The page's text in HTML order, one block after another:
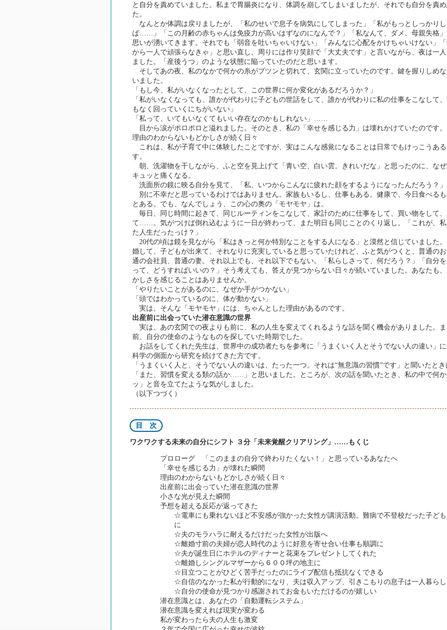
と自分を責めていました。私まで胃腸炎になり、体調を崩してしまいましたが、それでも自分を責
た。
なんとか体調は戻りましたが、「私のせいで息子を病気にしてしまった」「私がもっとしっかり
ば……」「この月齢の赤ちゃんは免疫力が高いはずなのになんで？」「私なんて、ダメ、母親失格
思いが湧いてきます。それでも「弱音を吐いちゃいけない」「みんなに心配をかけちゃいけない」
から一人で頑張らなきゃ」と思い直し、周りには作り笑顔で「大丈夫です」と言いながら、夜は一
ました。「産後うつ」のような状態に陥っていたのだと思います。
そしてあの夜、私のなかで何かの糸がプツンと切れて、玄関に立っていたのです。鍵を握りしめ
いました。
「もし今、私がいなくなったとして、この世界に何か変化があるだろうか？」
「私がいなくなっても、誰かが代わりに子どもの世話をして、誰かが代わりに私の仕事をこなして
もなく回っていくにちがいない」
「私って、いてもいなくてもいい存在なのかもしれない」……
目から涙がポロポロと溢れました。そのとき、私の「幸せを感じる力」は壊れかけていたのです。
理由のわからないもどかしさが続く日々
これは、私が子育て中に体験したことですが、実はこんな感覚になることは日常でもけっこうあ
す。
朝、洗濯物を干しながら、ふと空を見上げて「青い空、白い雲。きれいだな」と思ったのに、な
キュッと痛くなる。
洗面所の鏡に映る自分を見て、「私、いつからこんなに疲れた顔をするようになったんだろう？」
別に不幸だと思っているわけではありません。家族もいるし、仕事もある。健康で、今日食べる
とある。でも、なんでしょう、この心の奥の「モヤモヤ」は。
毎日、同じ時間に起きて、同じルーティンをこなして、家計のために仕事をして、買い物をして
て……。気がつけば倒れ込むように一日が終わって、また明日も同じことのくり返し。「これが、
た人生だったっけ？」
20代の頃は鏡を見ながら「私はきっと何か特別なことをする人になる」と漠然と信じていました
婚して、子どもが出来て、それなりに充実していると思っていたけれど、ふと気がつくと、普通の
通の会社員、普通の妻。それ以上でも、それ以下でもない。「私らしさって、何だろう？」「自分
って、どうすればいいの？」そう考えても、答えが見つからない日々が続いていました。あなたも
かしさを感じることはありませんか。
「やりたいことがあるのに、なぜか手がつかない」
「頭ではわかっているのに、体が動かない」
実は、そんな「モヤモヤ」には、ちゃんとした理由があるのです。
出産前に出会っていた潜在意識の世界
実は、あの玄関での夜よりも前に、私の人生を変えてくれるような話を聞く機会がありました。
前、自分の使命のようなものを探していた時期でした。
お話をしてくれた先生は、世界中の成功者たちを参考に「うまくいく人とそうでない人の違い」
科学の側面から研究を続けてきた方です。
「うまくいく人と、そうでない人の違いは、たった一つ。それは“無意識の習慣”です」と聞いたと
「また、習慣を変える類の話か……」と思いました。ところが、次の話を聞いたとき、私の中で何
ッ」と音を立てたような気がしました。
（以下つづく）
目 次
ワクワクする未来の自分にシフト ３分「未来覚醒クリアリング」……もくじ
プロローグ 「このままの自分で終わりたくない！」と思っているあなたへ
「幸せを感じる力」が壊れた瞬間
理由のわからないもどかしさが続く日々
出産前に出会っていた潜在意識の世界
小さな光が見えた瞬間
予想を超える反応が返ってきた
☆電車にも乗れないほど不安感が強かった女性が講演活動。難病で不登校だった子ど
に
☆夫のモラハラに耐えるだけだった女性が出版へ
☆離婚寸前の夫婦が恋人時代のように好意を寄せ合い仕事も順調に
☆夫が誕生日にホテルのディナーと花束をプレゼントしてくれた
☆離婚しシングルマザーから６００坪の地主に
☆目立つことがひどく苦手だったのにライブ配信も抵抗なくできる
☆自信のなかった私が行動的になり、夫は収入アップ、引きこもりの息子は一人暮ら
☆自分の使命が見つかり感謝されてお金もいただけるのが嬉しい
潜在意識とは、あなたの「自動運転システム」
潜在意識を変えれば現実が変わる
私が変わったら夫の人生も激変